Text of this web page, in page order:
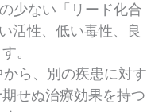
少ない「リード化合
活性、低い毒性、良
。
ら、別の疾患に対す
せぬ治療効果を持つ